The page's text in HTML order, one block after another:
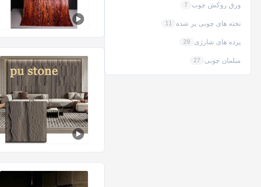
ورق روکش چوب 7
تخته های چوبی پر شده 11
پرده های شارژی 29
مبلمان چوبی 27